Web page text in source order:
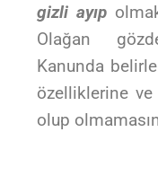
gizli ayıp
Olağan
Kanunda
özelliklerine ve
olup